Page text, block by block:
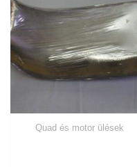
Quad és motor ülések